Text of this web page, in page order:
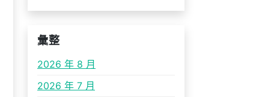
彙整
2026 年 8 月
2026 年 7 月